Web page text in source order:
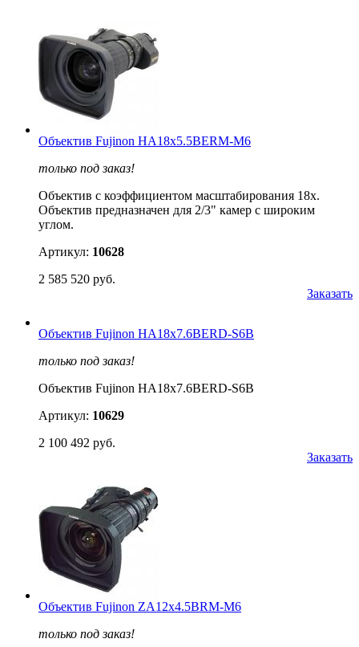
Объектив Fujinon HA18x5.5BERM-M6
только под заказ!
Объектив с коэффициентом масштабирования 18x.
Объектив предназначен для 2/3" камер с широким
углом.
Артикул: 10628
2 585 520 руб.
Заказать
Объектив Fujinon HA18x7.6BERD-S6B
только под заказ!
Объектив Fujinon HA18x7.6BERD-S6B
Артикул: 10629
2 100 492 руб.
Заказать
Объектив Fujinon ZA12x4.5BRM-M6
только под заказ!